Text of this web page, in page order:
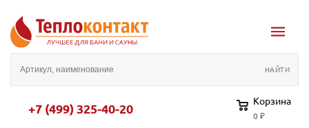
+7 (499) 325-40-20 Корзина
0 ₽